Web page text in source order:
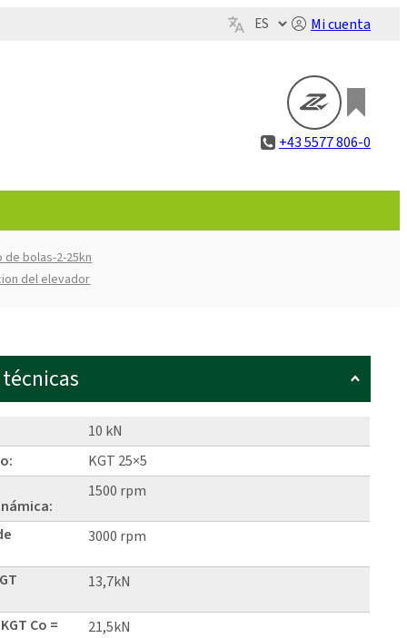
Mi cuenta
+43 5577 806-0
de bolas-2-25kn
del elevador
10 kN
KGT 25×5
1500 rpm
3000 rpm
13,7kN
Co =
21,5kN